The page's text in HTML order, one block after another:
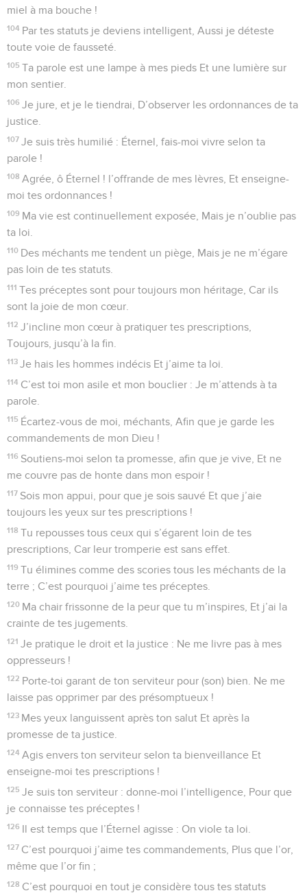
miel à ma bouche !
104 Par tes statuts je deviens intelligent, Aussi je déteste
toute voie de fausseté.
105 Ta parole est une lampe à mes pieds Et une lumière sur
mon sentier.
106 Je jure, et je le tiendrai, D’observer les ordonnances de ta
justice.
107 Je suis très humilié : Éternel, fais-moi vivre selon ta
parole !
108 Agrée, ô Éternel ! l’offrande de mes lèvres, Et enseigne-
moi tes ordonnances !
109 Ma vie est continuellement exposée, Mais je n’oublie pas
ta loi.
110 Des méchants me tendent un piège, Mais je ne m’égare
pas loin de tes statuts.
111 Tes préceptes sont pour toujours mon héritage, Car ils
sont la joie de mon cœur.
112 J’incline mon cœur à pratiquer tes prescriptions,
Toujours, jusqu’à la fin.
113 Je hais les hommes indécis Et j’aime ta loi.
114 C’est toi mon asile et mon bouclier : Je m’attends à ta
parole.
115 Écartez-vous de moi, méchants, Afin que je garde les
commandements de mon Dieu !
116 Soutiens-moi selon ta promesse, afin que je vive, Et ne
me couvre pas de honte dans mon espoir !
117 Sois mon appui, pour que je sois sauvé Et que j’aie
toujours les yeux sur tes prescriptions !
118 Tu repousses tous ceux qui s’égarent loin de tes
prescriptions, Car leur tromperie est sans effet.
119 Tu élimines comme des scories tous les méchants de la
terre ; C’est pourquoi j’aime tes préceptes.
120 Ma chair frissonne de la peur que tu m’inspires, Et j’ai la
crainte de tes jugements.
121 Je pratique le droit et la justice : Ne me livre pas à mes
oppresseurs !
122 Porte-toi garant de ton serviteur pour (son) bien. Ne me
laisse pas opprimer par des présomptueux !
123 Mes yeux languissent après ton salut Et après la
promesse de ta justice.
124 Agis envers ton serviteur selon ta bienveillance Et
enseigne-moi tes prescriptions !
125 Je suis ton serviteur : donne-moi l’intelligence, Pour que
je connaisse tes préceptes !
126 Il est temps que l’Éternel agisse : On viole ta loi.
127 C’est pourquoi j’aime tes commandements, Plus que l’or,
même que l’or fin ;
128 C’est pourquoi en tout je considère tous tes statuts